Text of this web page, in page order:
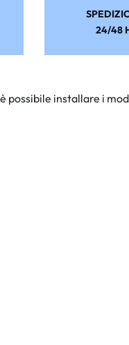
24/48
installare i